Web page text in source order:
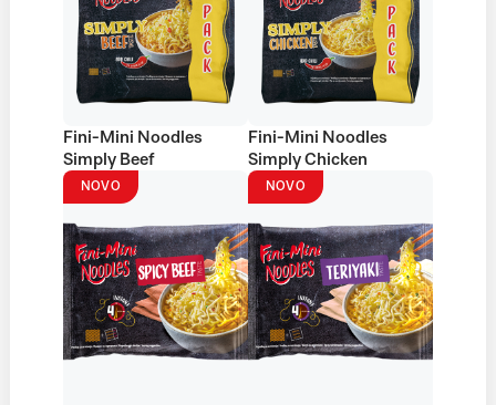
Fini-Mini Noodles
Simply Beef
Fini-Mini Noodles
Simply Chicken
NOVO NOVO